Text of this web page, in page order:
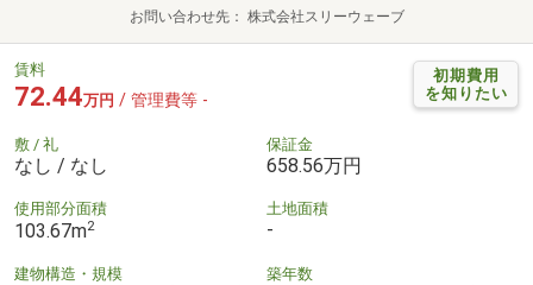
お問い合わせ先 株式会社スリーウェーブ
初期費用
を知りたい
賃料
72.44万円 / 管理費等 -
敷 / 礼
なし / なし
保証金
658.56万円
使用部分面積
103.67m2
土地面積
-
建物構造・規模 築年数